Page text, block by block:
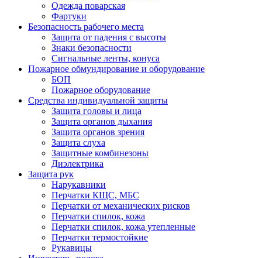
Одежда поварская
Фартуки
Безопасность рабочего места
Защита от падения с высоты
Знаки безопасности
Сигнальные ленты, конуса
Пожарное обмундирование и оборудование
БОП
Пожарное оборудование
Средства индивидуальной защиты
Защита головы и лица
Защита органов дыхания
Защита органов зрения
Защита слуха
Защитные комбинезоны
Диэлектрика
Защита рук
Нарукавники
Перчатки КЩС, МБС
Перчатки от механических рисков
Перчатки спилок, кожа
Перчатки спилок, кожа утепленные
Перчатки термостойкие
Рукавицы